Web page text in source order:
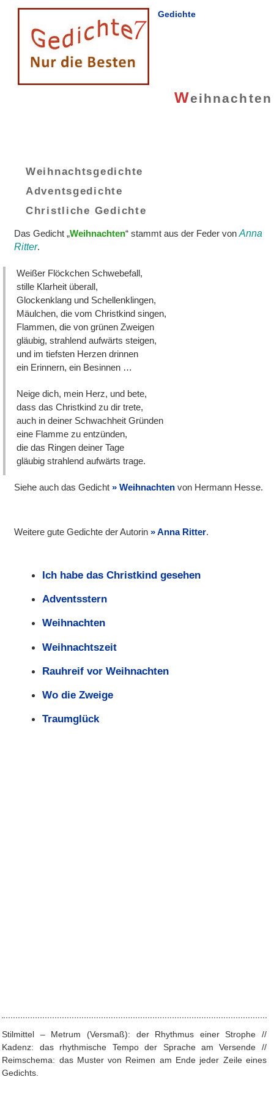
Gedichte
Weihnachten
Weihnachtsgedichte
Adventsgedichte
Christliche Gedichte
Das Gedicht „Weihnachten“ stammt aus der Feder vonAnna
Ritter.
Weißer Flöckchen Schwebefall,
stille Klarheit überall,
Glockenklang und Schellenklingen,
Mäulchen, die vom Christkind singen,
Flammen, die von grünen Zweigen
gläubig, strahlend aufwärts steigen,
und im tiefsten Herzen drinnen
ein Erinnern, ein Besinnen …
Neige dich, mein Herz, und bete,
dass das Christkind zu dir trete,
auch in deiner Schwachheit Gründen
eine Flamme zu entzünden,
die das Ringen deiner Tage
gläubig strahlend aufwärts trage.
Siehe auch das Gedicht Weihnachten von Hermann Hesse.
Weitere gute Gedichte der Autorin Anna Ritter.
Ich habe das Christkind gesehen
Adventsstern
Weihnachten
Weihnachtszeit
Rauhreif vor Weihnachten
Wo die Zweige
Traumglück
Stilmittel – Metrum (Versmaß): der Rhythmus einer Strophe //
Kadenz: das rhythmische Tempo der Sprache am Versende //
Reimschema: das Muster von Reimen am Ende jeder Zeile eines
Gedichts.